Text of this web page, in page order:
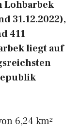
Lohbarbek
31.12.2022),
411
liegt auf
6,24 km²